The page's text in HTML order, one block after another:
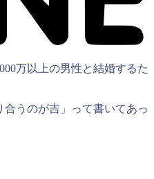
万以上の男性と結婚するた
うのが吉」って書いてあっ